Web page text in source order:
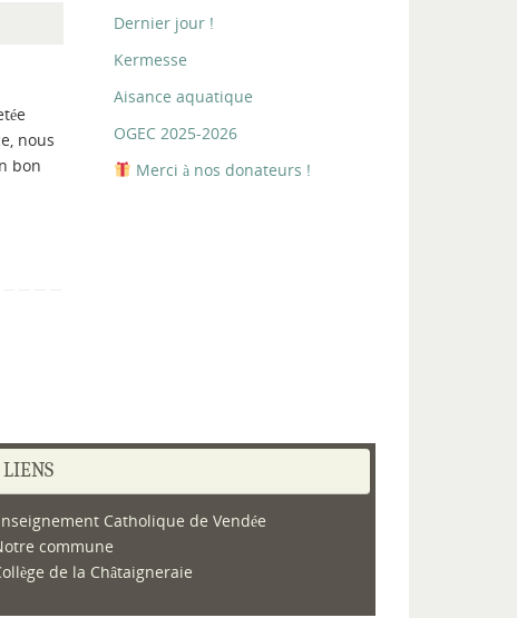
nous
bon
Dernier jour !
Kermesse
Aisance aquatique
OGEC 2025-2026
Merci à nos donateurs !
LIENS
Catholique de Vendée
commune
de la Châtaigneraie